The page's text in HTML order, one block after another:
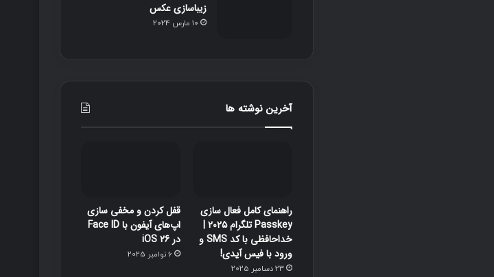
زیباسازی عکس
10 مارس 2024
آخرین نوشته ها
راهنمای کامل فعال سازی
Passkey تلگرام ۲۰۲۵ |
خداحافظی با کد SMS و
ورود با فیس آیدی!
23 دسامبر 2025
قفل‌ کردن و مخفی‌ سازی
اپ‌های آیفون با Face ID
در iOS 26
6 نوامبر 2025